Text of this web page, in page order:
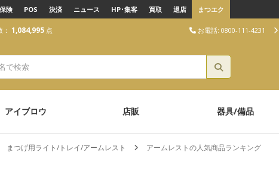
保険 POS 決済 ニュース HP･集客 買取 退店 まつエク
1,084,995 点 お電話: 0800-111-4231
アイブロウ 店販 器具/備品
まつげ用ライト/トレイ/アームレスト アームレストの人気商品ランキング